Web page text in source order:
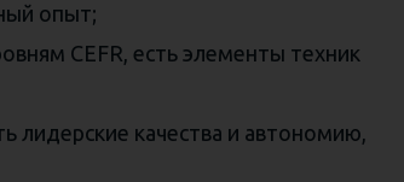
опыт;
CEFR, есть элементы техник
лидерские качества и автономию,